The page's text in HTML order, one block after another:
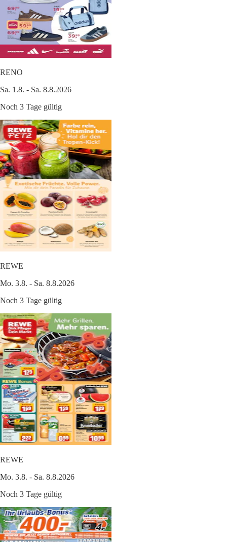
RENO
Sa. 1.8. - Sa. 8.8.2026
Noch 3 Tage gültig
REWE
Mo. 3.8. - Sa. 8.8.2026
Noch 3 Tage gültig
REWE
Mo. 3.8. - Sa. 8.8.2026
Noch 3 Tage gültig